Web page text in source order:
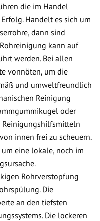
die im Handel
Handelt es sich um
dann sind
kann auf
werden. Bei allen
vonnöten, um die
und umweltfreundlich
Reinigung
oder
Reinigungshilfsmitteln
innen frei zu scheuern.
eine lokale, noch im
Rohrverstopfung
Die
an den tiefsten
Die lockeren